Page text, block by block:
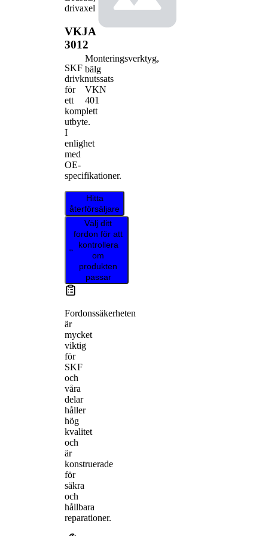
drivaxel
VKJA
3012
SKF
drivknutssats
för
ett
komplett
utbyte.
I
enlighet
med
OE-
specifikationer.
Hitta
återförsäljare
Välj ditt
fordon för att
kontrollera
om
produkten
passar
Fordonssäkerheten
är
mycket
viktig
för
SKF
och
våra
delar
håller
hög
kvalitet
och
är
konstruerade
för
säkra
och
hållbara
reparationer.
Monteringsverktyg,
bälg
VKN
401